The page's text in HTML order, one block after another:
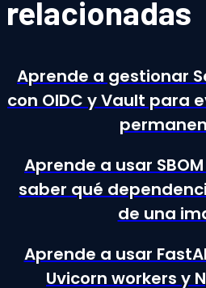
relacionadas
Aprende a gestionar
con OIDC y Vault para
Aprende a usar
saber qué
de una
Aprende a usar
Uvicorn workers y